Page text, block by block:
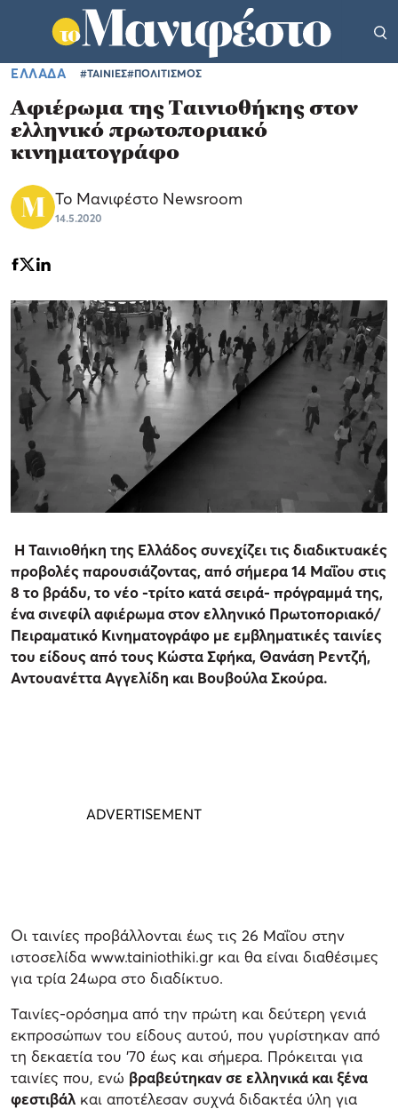
ΕΛΛΑΔΑ #ΤΑΙΝΙΕΣ#ΠΟΛΙΤΙΣΜΟΣ
Αφιέρωμα της Ταινιοθήκης στον
ελληνικό πρωτοποριακό
κινηματογράφο
Το Μανιφέστο Newsroom
14.5.2020
Η Ταινιοθήκη της Ελλάδος συνεχίζει τις διαδικτυακές
προβολές παρουσιάζοντας, από σήμερα 14 Μαΐου στις
8 το βράδυ, το νέο -τρίτο κατά σειρά- πρόγραμμά της,
ένα σινεφίλ αφιέρωμα στον ελληνικό Πρωτοποριακό/
Πειραματικό Κινηματογράφο με εμβληματικές ταινίες
του είδους από τους Κώστα Σφήκα, Θανάση Ρεντζή,
Αντουανέττα Αγγελίδη και Βουβούλα Σκούρα.
Οι ταινίες προβάλλονται έως τις 26 Μαΐου στην
ιστοσελίδα www.tainiothiki.gr και θα είναι διαθέσιμες
για τρία 24ωρα στο διαδίκτυο.
Ταινίες-ορόσημα από την πρώτη και δεύτερη γενιά
εκπροσώπων του είδους αυτού, που γυρίστηκαν από
τη δεκαετία του ’70 έως και σήμερα. Πρόκειται για
ταινίες που, ενώ βραβεύτηκαν σε ελληνικά και ξένα
φεστιβάλ και αποτέλεσαν συχνά διδακτέα ύλη για